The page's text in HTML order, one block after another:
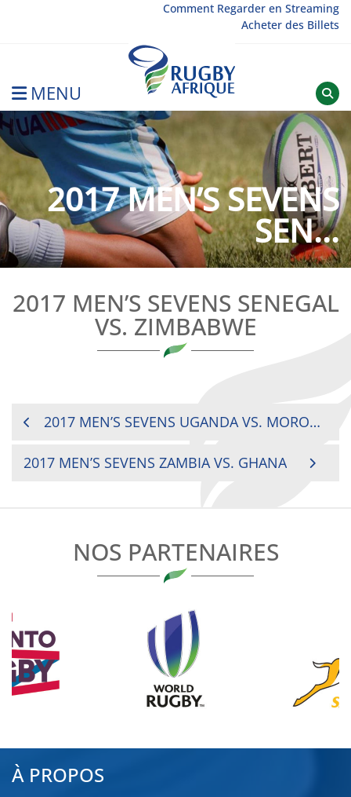
Comment Regarder en Streaming
Acheter des Billets
MENU
Rugby Afrique
2017 MEN’S SEVENS
SEN...
2017 MEN’S SEVENS SENEGAL
VS. ZIMBABWE
NAVIGATION
2017 MEN’S SEVENS UGANDA VS. MOROCCO
2017 MEN’S SEVENS ZAMBIA VS. GHANA
NOS PARTENAIRES
À PROPOS